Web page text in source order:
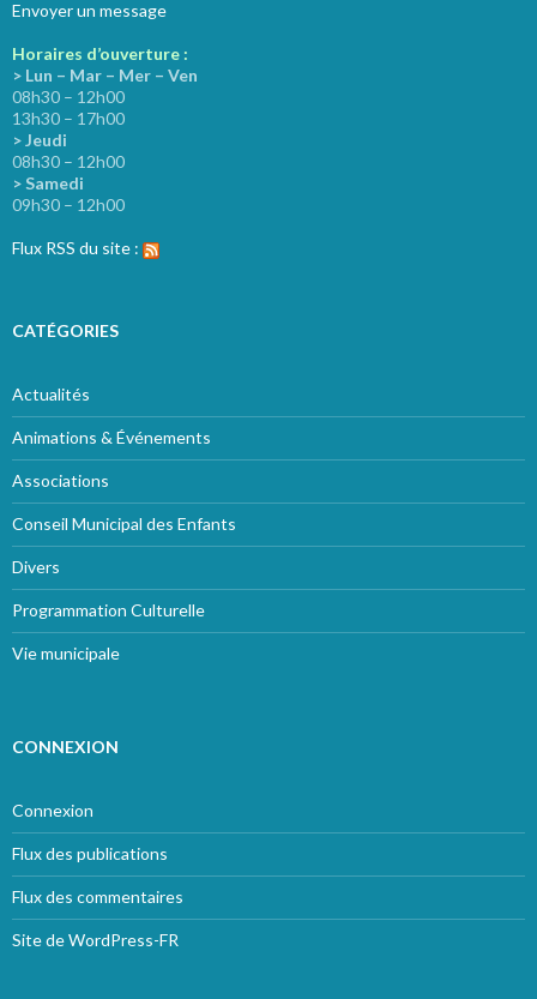
Envoyer un message
Horaires d’ouverture :
> Lun – Mar – Mer – Ven
08h30 – 12h00
13h30 – 17h00
> Jeudi
08h30 – 12h00
> Samedi
09h30 – 12h00
Flux RSS du site :
CATÉGORIES
Actualités
Animations & Événements
Associations
Conseil Municipal des Enfants
Divers
Programmation Culturelle
Vie municipale
CONNEXION
Connexion
Flux des publications
Flux des commentaires
Site de WordPress-FR